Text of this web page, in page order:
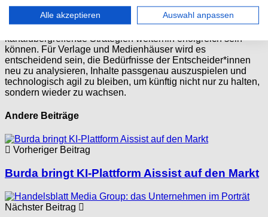
Die wenigen Gewinner wie „Capital“ oder das „Handwerk
Magazin“ beweisen jedoch, dass differenzierte
Positionierung, zielgerichteter Content und
kanalübergreifende Strategien weiterhin erfolgreich sein
können. Für Verlage und Medienhäuser wird es
entscheidend sein, die Bedürfnisse der Entscheider*innen
neu zu analysieren, Inhalte passgenau auszuspielen und
technologisch agil zu bleiben, um künftig nicht nur zu halten,
sondern wieder zu wachsen.
Andere Beiträge
Vorheriger Beitrag
Burda bringt KI-Plattform Aissist auf den Markt
Nächster Beitrag
Alle akzeptieren Auswahl anpassen